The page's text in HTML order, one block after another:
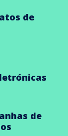
de
de